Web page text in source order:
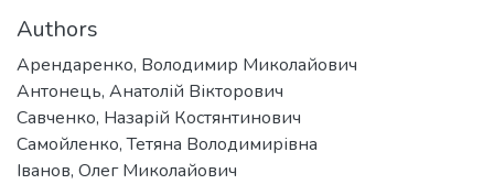
Authors
Арендаренко, Володимир Миколайович
Антонець, Анатолій Вікторович
Савченко, Назарій Костянтинович
Самойленко, Тетяна Володимирівна
Іванов, Олег Миколайович